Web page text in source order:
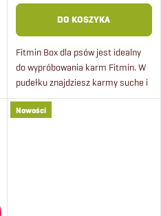
DO KOSZYKA
Fitmin Box dla psów jest idealny
do wypróbowania karm Fitmin. W
pudełku znajdziesz karmy suche i
mokre, a także przysmaki. Za
pomocą jednego kliknięcia
Nowości